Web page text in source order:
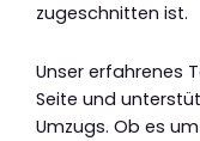
zugeschnitten ist.
Unser erfahrenes
Seite und
Umzugs. Ob es